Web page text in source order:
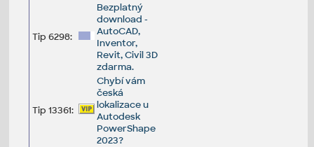
Tip 6298:
Bezplatný
download -
AutoCAD,
Inventor,
Revit, Civil 3D
zdarma.
Tip 13361:
Chybí vám
česká
lokalizace u
Autodesk
PowerShape
2023?